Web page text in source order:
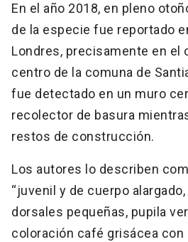
En el año 2018, en pleno
de la especie fue reportado
Londres, precisamente en el
centro de la comuna de
fue detectado en un muro
recolector de basura
restos de construcción.
Los autores lo describen
“juvenil y de cuerpo
dorsales pequeñas, pupila
coloración café grisácea con